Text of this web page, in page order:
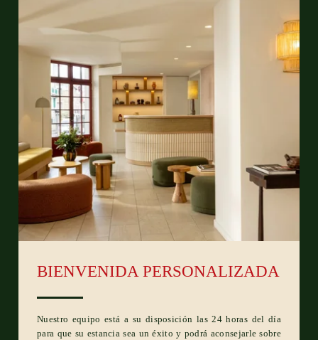
BIENVENIDA PERSONALIZADA
Nuestro equipo está a su disposición las 24 horas del día
para que su estancia sea un éxito y podrá aconsejarle sobre